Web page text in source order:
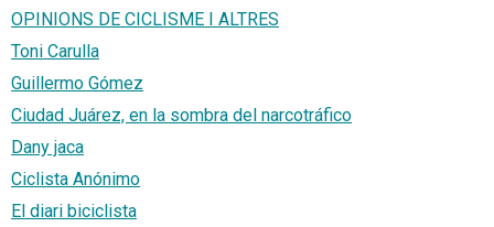
OPINIONS DE CICLISME I ALTRES
Toni Carulla
Guillermo Gómez
Ciudad Juárez, en la sombra del narcotráfico
Dany jaca
Ciclista Anónimo
El diari biciclista